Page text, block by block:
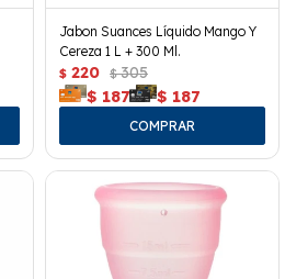
Jabon Suances Líquido Mango Y
Cereza 1 L + 300 Ml.
$ 220 $ 305
$ 187 $ 187